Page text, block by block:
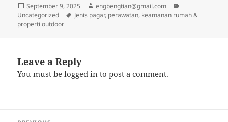
Posted
on
September 9, 2025 Author
engbengtian@gmail.com
Uncategorized
Tags
Jenis pagar, perawatan, keamanan rumah &
properti outdoor
Leave a Reply
You must belogged in to post a comment.